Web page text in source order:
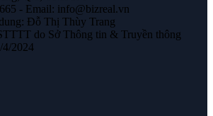
- Email: info@bizreal.vn
Đỗ Thị Thùy Trang
do Sở Thông tin & Truyền thông
4/2024